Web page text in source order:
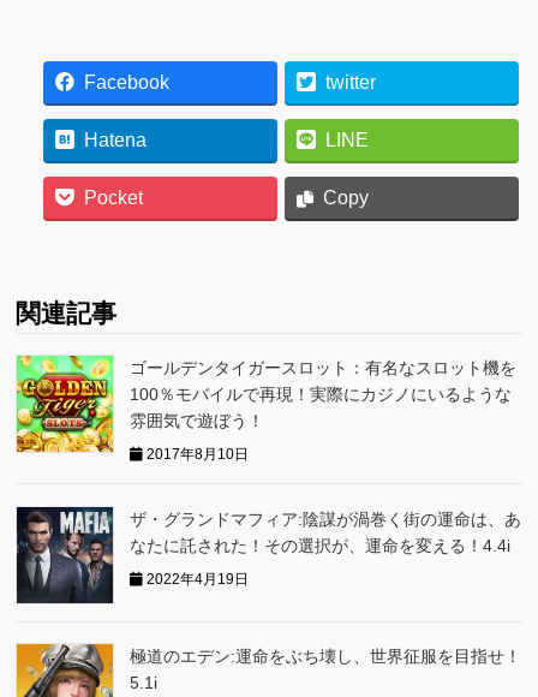
Facebook twitter
Hatena LINE
Pocket Copy
関連記事
ゴールデンタイガースロット：有名なスロット機を
100％モバイルで再現！実際にカジノにいるような
雰囲気で遊ぼう！
2017年8月10日
ザ・グランドマフィア:陰謀が渦巻く街の運命は、あ
なたに託された！その選択が、運命を変える！4.4i
2022年4月19日
極道のエデン:運命をぶち壊し、世界征服を目指せ！
5.1i